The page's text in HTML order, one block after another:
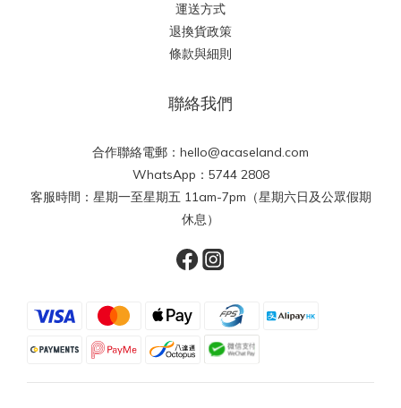
運送方式
退換貨政策
條款與細則
聯絡我們
合作聯絡電郵：hello@acaseland.com
WhatsApp：5744 2808
客服時間：星期一至星期五 11am-7pm（星期六日及公眾假期
休息）